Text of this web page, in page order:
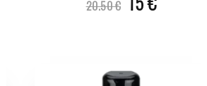
20.50 €